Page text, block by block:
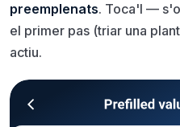
preemplenats. Toca'l —
el primer pas (triar una
actiu.